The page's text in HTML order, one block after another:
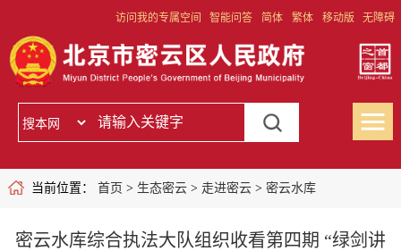
访问我的专属空间 智能问答 简体 繁体 移动版 无障碍
当前位置： 首页 > 生态密云> 走进密云> 密云水库
密云水库综合执法大队组织收看第四期 “绿剑讲